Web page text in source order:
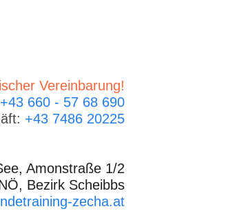
Vereinbarung!
+43 660 - 57 68 690
+43 7486 20225
Amonstraße 1/2
Bezirk Scheibbs
zecha.at